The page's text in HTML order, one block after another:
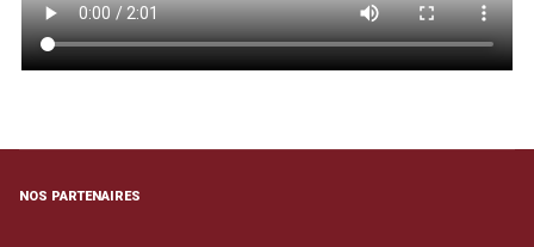
NOS PARTENAIRES